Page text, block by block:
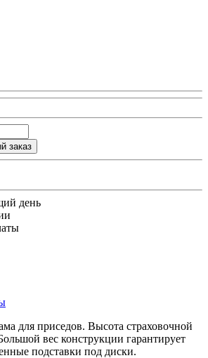
заказ
день
для приседов. Высота страховочной
вес конструкции гарантирует
подставки под диски.